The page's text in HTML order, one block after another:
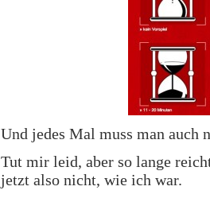
Und jedes Mal muss man auch
Tut mir leid, aber so lange
jetzt also nicht, wie ich war.